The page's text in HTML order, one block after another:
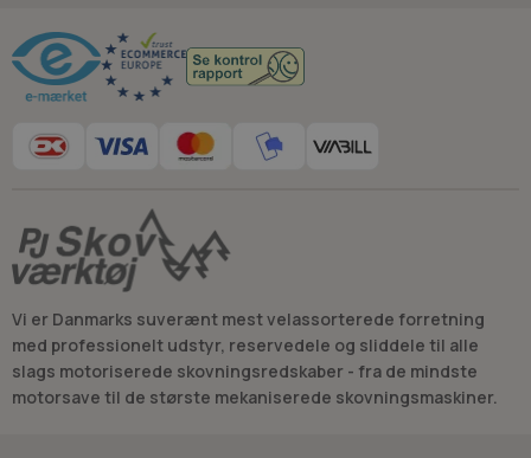
Vi er Danmarks suverænt mest velassorterede forretning
med professionelt udstyr, reservedele og sliddele til alle
slags motoriserede skovningsredskaber - fra de mindste
motorsave til de største mekaniserede skovningsmaskiner.